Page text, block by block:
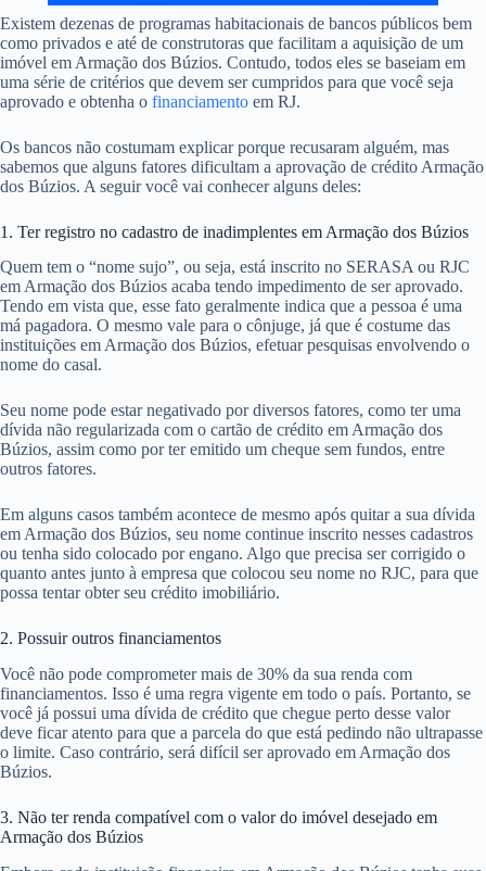
Existem dezenas de programas habitacionais de bancos públicos bem
como privados e até de construtoras que facilitam a aquisição de um
imóvel em Armação dos Búzios. Contudo, todos eles se baseiam em
uma série de critérios que devem ser cumpridos para que você seja
aprovado e obtenha o financiamento em RJ.
Os bancos não costumam explicar porque recusaram alguém, mas
sabemos que alguns fatores dificultam a aprovação de crédito Armação
dos Búzios. A seguir você vai conhecer alguns deles:
1. Ter registro no cadastro de inadimplentes em Armação dos Búzios
Quem tem o “nome sujo”, ou seja, está inscrito no SERASA ou RJC
em Armação dos Búzios acaba tendo impedimento de ser aprovado.
Tendo em vista que, esse fato geralmente indica que a pessoa é uma
má pagadora. O mesmo vale para o cônjuge, já que é costume das
instituições em Armação dos Búzios, efetuar pesquisas envolvendo o
nome do casal.
Seu nome pode estar negativado por diversos fatores, como ter uma
dívida não regularizada com o cartão de crédito em Armação dos
Búzios, assim como por ter emitido um cheque sem fundos, entre
outros fatores.
Em alguns casos também acontece de mesmo após quitar a sua dívida
em Armação dos Búzios, seu nome continue inscrito nesses cadastros
ou tenha sido colocado por engano. Algo que precisa ser corrigido o
quanto antes junto à empresa que colocou seu nome no RJC, para que
possa tentar obter seu crédito imobiliário.
2. Possuir outros financiamentos
Você não pode comprometer mais de 30% da sua renda com
financiamentos. Isso é uma regra vigente em todo o país. Portanto, se
você já possui uma dívida de crédito que chegue perto desse valor
deve ficar atento para que a parcela do que está pedindo não ultrapasse
o limite. Caso contrário, será difícil ser aprovado em Armação dos
Búzios.
3. Não ter renda compatível com o valor do imóvel desejado em
Armação dos Búzios